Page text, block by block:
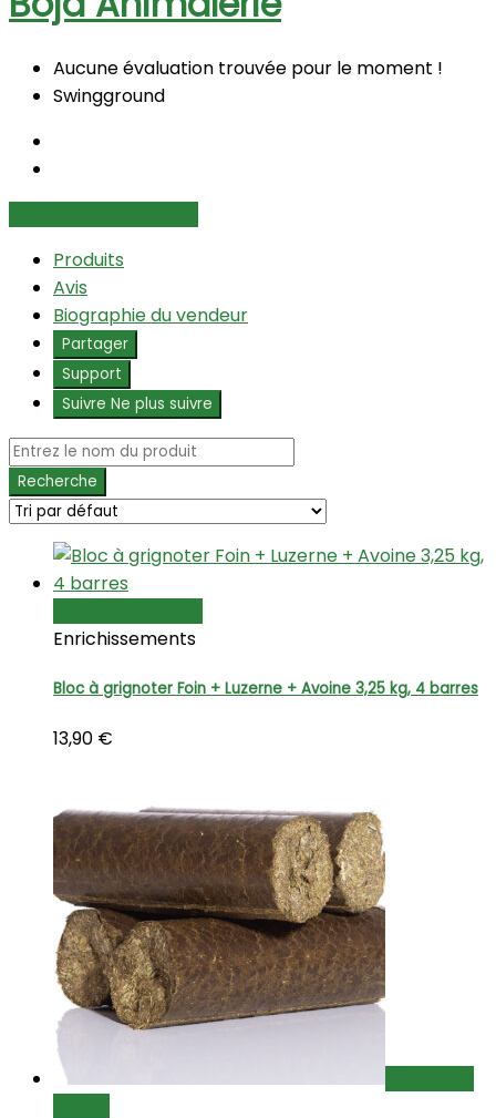
Aucune évaluation trouvée pour le moment !
Swingground
Produits
Avis
Biographie du vendeur
Partager
Support
Suivre Ne plus suivre
Enrichissements
Bloc à grignoter Foin + Luzerne + Avoine 3,25 kg, 4 barres
13,90 €